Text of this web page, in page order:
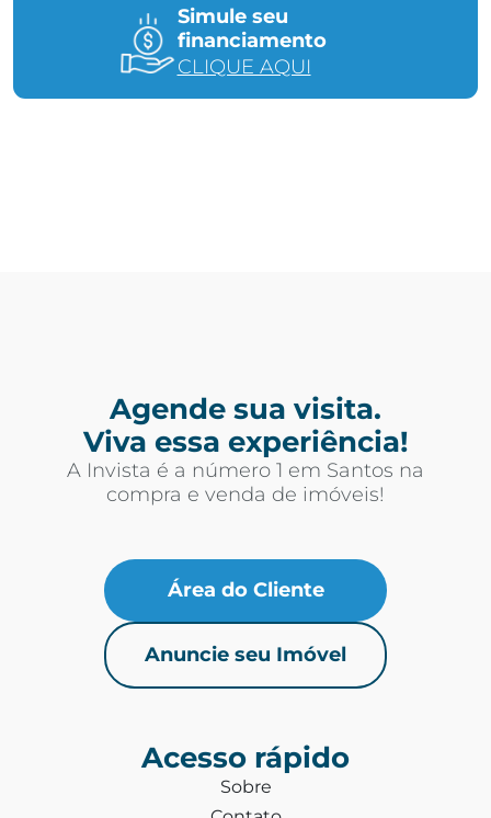
Simule seu
financiamento
CLIQUE AQUI
Agende sua visita.
Viva essa experiência!
A Invista é a número 1 em Santos na
compra e venda de imóveis!
Área do Cliente
Anuncie seu Imóvel
Acesso rápido
Sobre